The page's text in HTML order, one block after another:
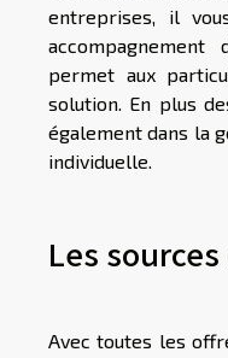
entreprises, il
permet aux
solution. En plus
également dans la
individuelle.
Les sources
Avec toutes les